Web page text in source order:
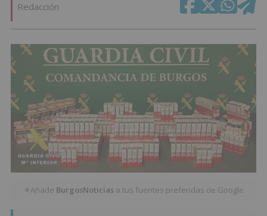
Redacción
★Añade BurgosNoticias a tus fuentes preferidas de Google